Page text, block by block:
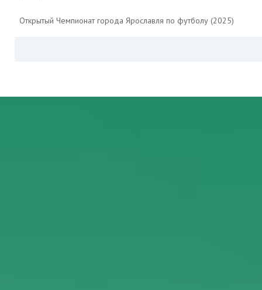
Открытый Чемпионат города Ярославля по футболу (2025)